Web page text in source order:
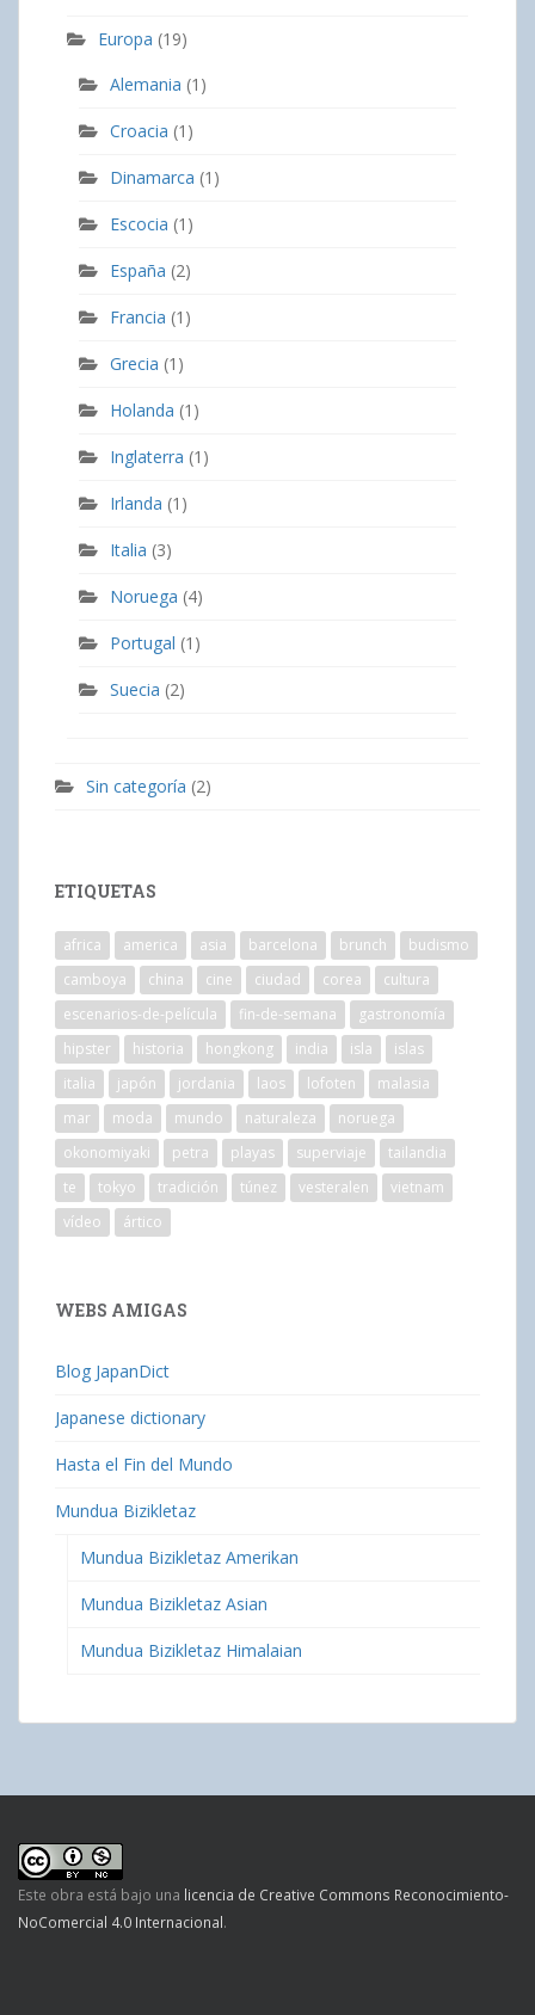
Europa (19)
Alemania (1)
Croacia (1)
Dinamarca (1)
Escocia (1)
España (2)
Francia (1)
Grecia (1)
Holanda (1)
Inglaterra (1)
Irlanda (1)
Italia (3)
Noruega (4)
Portugal (1)
Suecia (2)
Sin categoría (2)
ETIQUETAS
africa america asia barcelona brunch
budismo
camboya
china cine ciudad corea
cultura
escenarios-de-película
fin-de-semana
gastronomía
hipster
historia hongkong india isla
islas
italia
japón jordania laos lofoten
malasia
mar
moda mundo naturaleza
noruega
okonomiyaki
petra playas superviaje
tailandia
te
tokyo tradición túnez vesteralen
vietnam
vídeo
ártico
WEBS AMIGAS
Blog JapanDict
Japanese dictionary
Hasta el Fin del Mundo
Mundua Bizikletaz
Mundua Bizikletaz Amerikan
Mundua Bizikletaz Asian
Mundua Bizikletaz Himalaian
Este obra está bajo una licencia de Creative Commons Reconocimiento-
NoComercial 4.0 Internacional.